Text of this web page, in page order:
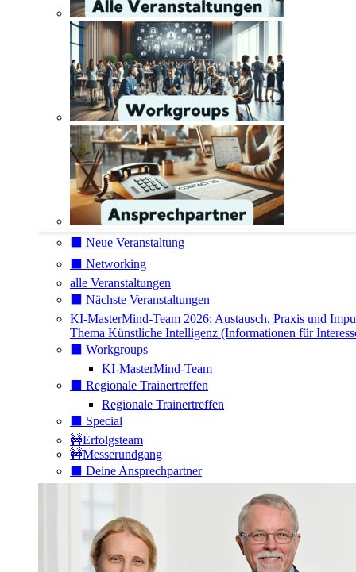
⬛️ Neue Veranstaltung
⬛️ Networking
alle Veranstaltungen
⬛️ Nächste Veranstaltungen
KI-MasterMind-Team 2026: Austausch, Praxis und
Thema Künstliche Intelligenz (Informationen für
⬛️ Workgroups
KI-MasterMind-Team
⬛️ Regionale Trainertreffen
Regionale Trainertreffen
⬛️ Special
🚧Erfolgsteam
🚧Messerundgang
⬛️ Deine Ansprechpartner